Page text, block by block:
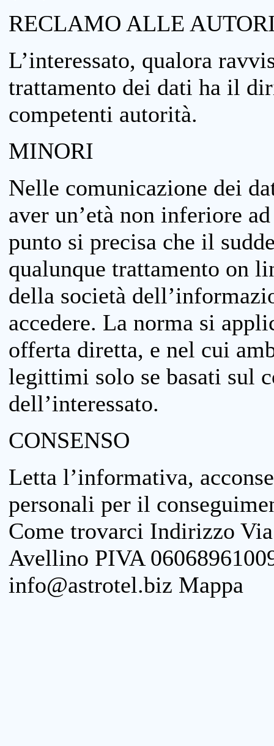
RECLAMO ALLE
L’interessato, qualora
trattamento dei dati ha il
competenti autorità.
MINORI
Nelle comunicazione dei
aver un’età non inferiore
punto si precisa che il
qualunque trattamento on
della società
accedere. La norma si
offerta diretta, e nel cui
legittimi solo se basati sul
dell’interessato.
CONSENSO
Letta l’informativa,
personali per il
Come trovarci Indirizzo
Avellino PIVA
info@astrotel.biz Mappa